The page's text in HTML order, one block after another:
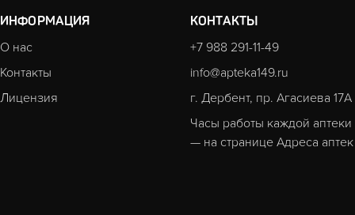
ИНФОРМАЦИЯ
О нас
Контакты
Лицензия
КОНТАКТЫ
+7 988 291-11-49
info@apteka149.ru
г. Дербент, пр. Агасиева 17А
Часы работы каждой аптеки
— на странице Адреса аптек